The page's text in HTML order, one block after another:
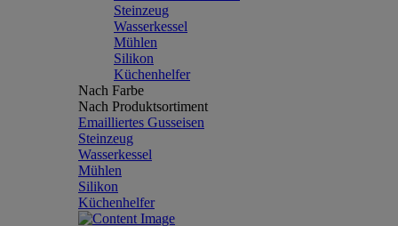
Steinzeug
Wasserkessel
Mühlen
Silikon
Küchenhelfer
Nach Farbe
Nach Produktsortiment
Emailliertes Gusseisen
Steinzeug
Wasserkessel
Mühlen
Silikon
Küchenhelfer